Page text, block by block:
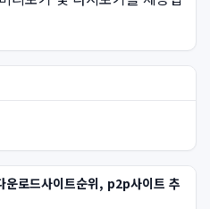
로드사이트순위, p2p사이트 추